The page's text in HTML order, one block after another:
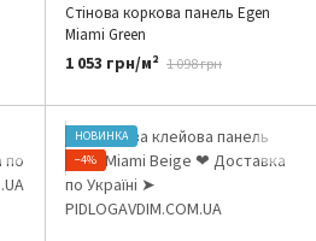
Стінова коркова панель Egen
Miami Green
1 053 грн/м² 1 098 грн
НОВИНКА
−4%